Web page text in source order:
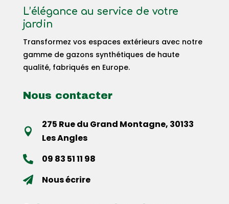
L’élégance au service de votre
jardin
Transformez vos espaces extérieurs avec notre
gamme de gazons synthétiques de haute
qualité, fabriqués en Europe.
Nous contacter

275 Rue du Grand Montagne, 30133
Les Angles
 09 83 51 11 98
 Nous écrire